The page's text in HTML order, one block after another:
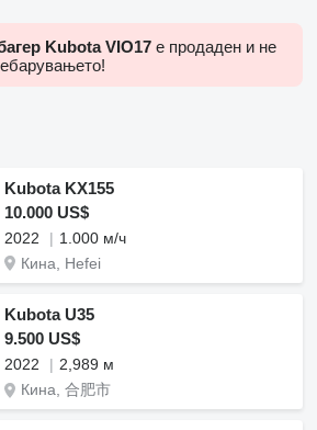
Kubota VIO17 е продаден и не
Kubota KX155
10.000 US$
2022
1.000 м/ч
Кина, Hefei
Kubota U35
9.500 US$
2022
2,989 м
Кина, 合肥市